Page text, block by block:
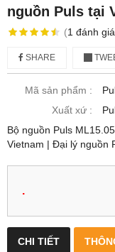
nguồn Puls tại
(1 đánh giá
SHARE
Mã sản phẩm :
Xuất xứ :
Bộ nguồn Puls
Vietnam | Đại lý nguồn
.
CHI TIẾT